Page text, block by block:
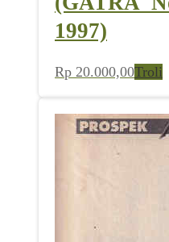
1997)
Rp 20.000,00Troli